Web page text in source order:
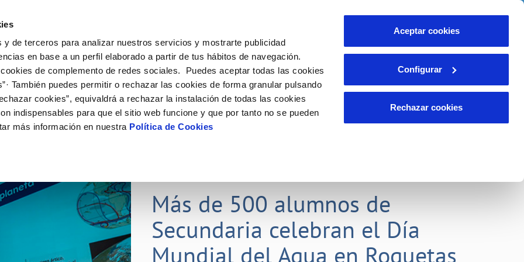
y de terceros para analizar nuestros servicios y mostrarte publicidad
en base a un perfil elaborado a partir de tus hábitos de navegación.
de complemento de redes sociales. Puedes aceptar todas las cookies
También puedes permitir o rechazar las cookies de forma granular pulsando
cookies”, equivaldrá a rechazar la instalación de todas las cookies
indispensables para que el sitio web funcione y que por tanto no se pueden
más información en nuestra Política de Cookies
Aceptar cookies
Configurar
Rechazar cookies
de titular
de suministro
obras
MODIFICACIÓN DE DATOS
Actualizar datos bancarios
Actualizar datos de domicilio
INCIDENCIAS
Comunica anomalías o posibles
VER TODAS LAS GESTIONES
Tu Servicio
AL CLIENTE
contacto
y afectaciones
e impresos
COMPROMISO DE SERVICIO
Carta de compromisos
Customer Counsel (Defensa del cliente)
Tu Agua
del agua
CUIDADOS DEL AGUA
Consejos de ahorro
Medidas contra la sequía
Conócenos
DE GESTIÓN Y CERTIFICADOS
CONTRATACIÓN
Licitaciones en curso
EMPLEO
Nuestros compromisos
Más de 500 alumnos de
Secundaria celebran el Día
Mundial del Agua en Roquetas